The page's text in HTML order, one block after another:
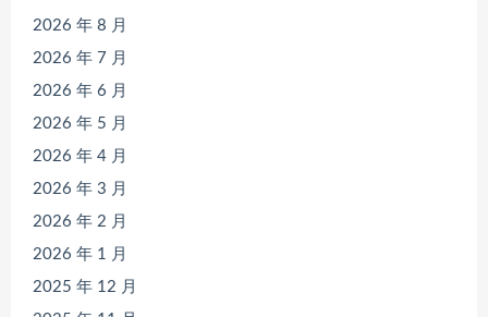
2026 年 8 月
2026 年 7 月
2026 年 6 月
2026 年 5 月
2026 年 4 月
2026 年 3 月
2026 年 2 月
2026 年 1 月
2025 年 12 月